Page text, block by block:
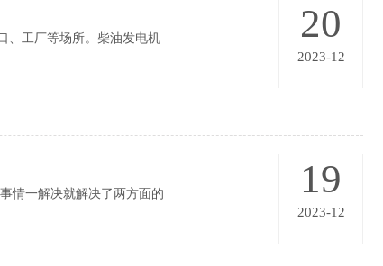
20
2023-12
工厂等场所。柴油发电机
19
2023-12
情一解决就解决了两方面的